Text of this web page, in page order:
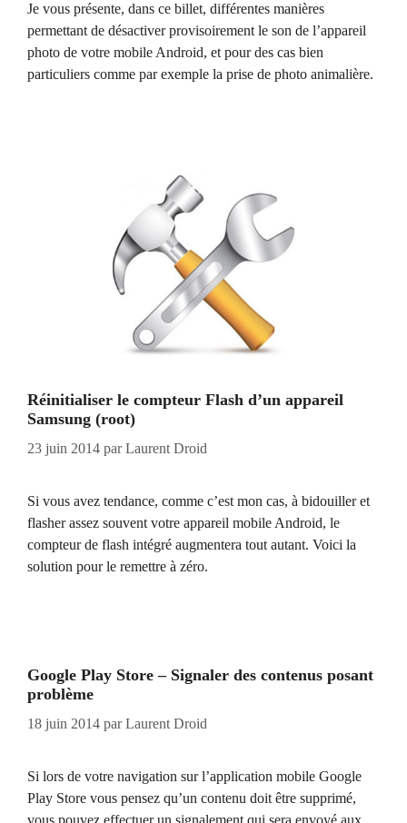
Je vous présente, dans ce billet, différentes manières
permettant de désactiver provisoirement le son de l’appareil
photo de votre mobile Android, et pour des cas bien
particuliers comme par exemple la prise de photo animalière.
Réinitialiser le compteur Flash d’un appareil
Samsung (root)
23 juin 2014 parLaurent Droid
Si vous avez tendance, comme c’est mon cas, à bidouiller et
flasher assez souvent votre appareil mobile Android, le
compteur de flash intégré augmentera tout autant. Voici la
solution pour le remettre à zéro.
Google Play Store – Signaler des contenus posant
problème
18 juin 2014 parLaurent Droid
Si lors de votre navigation sur l’application mobile Google
Play Store vous pensez qu’un contenu doit être supprimé,